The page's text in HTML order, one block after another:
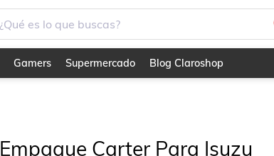
Gamers Supermercado Blog Claroshop
Empaque Carter Para Isuzu